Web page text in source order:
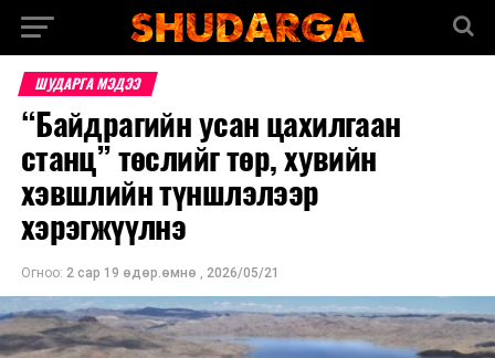
ШУДАРГА МЭДЭЭ
“Байдрагийн усан цахилгаан
станц” төслийг төр, хувийн
хэвшлийн түншлэлээр
хэрэгжүүлнэ
Огноо: 2 сар 19 өдөр.өмнө , 2026/05/21